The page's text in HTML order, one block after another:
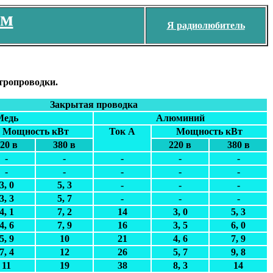
Я радиолюбитель
Закрытая проводка
Алюминий
Мощность кВт
Ток А
Мощность кВт
в
380 в 220 в
380 в
-
- - -
-
-
- - -
-
0
5, 3 - -
-
3
5, 7 - -
-
1
7, 2 14 3, 0
5, 3
6
7, 9 16 3, 5
6, 0
9
10 21 4, 6
7, 9
4
12 26 5, 7
9, 8
11
19 38 8, 3 14